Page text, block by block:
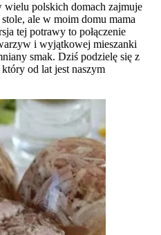
wielu polskich domach zajmuje
ale w moim domu mama
tej potrawy to połączenie
i wyjątkowej mieszanki
smak. Dziś podzielę się z
od lat jest naszym